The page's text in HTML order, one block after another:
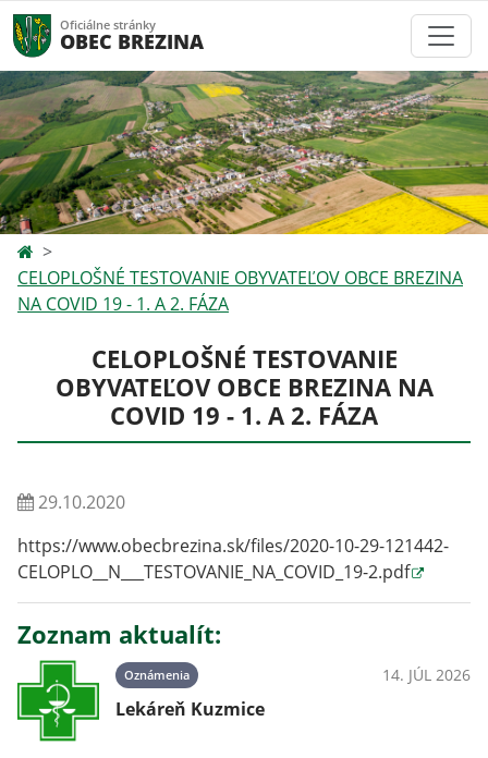
Oficiálne stránky
OBEC BREZINA
CELOPLOŠNÉ TESTOVANIE OBYVATEĽOV OBCE BREZINA
NA COVID 19 - 1. A 2. FÁZA
CELOPLOŠNÉ TESTOVANIE
OBYVATEĽOV OBCE BREZINA NA
COVID 19 - 1. A 2. FÁZA
29.10.2020
https://www.obecbrezina.sk/files/2020-10-29-121442-
CELOPLO__N___TESTOVANIE_NA_COVID_19-2.pdf
Zoznam aktualít:
Oznámenia 14. JÚL 2026
Lekáreň Kuzmice